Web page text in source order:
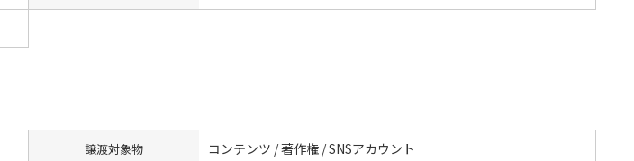
譲渡対象物 コンテンツ / 著作権 / SNSアカウント